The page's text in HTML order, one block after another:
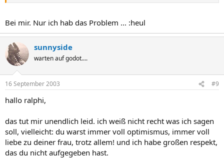
Bei mir. Nur ich hab das Problem ... :heul
sunnyside
warten auf godot....
16 September 2003 #9
hallo ralphi,
das tut mir unendlich leid. ich weiß nicht recht was ich sagen
soll, vielleicht: du warst immer voll optimismus, immer voll
liebe zu deiner frau, trotz allem! und ich habe großen respekt,
das du nicht aufgegeben hast.